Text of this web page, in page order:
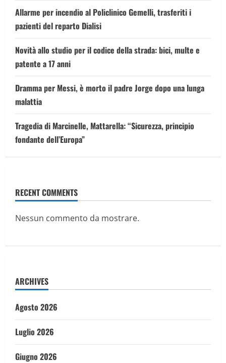
Allarme per incendio al Policlinico Gemelli, trasferiti i
pazienti del reparto Dialisi
Novità allo studio per il codice della strada: bici, multe e
patente a 17 anni
Dramma per Messi, è morto il padre Jorge dopo una lunga
malattia
Tragedia di Marcinelle, Mattarella: “Sicurezza, principio
fondante dell’Europa”
RECENT COMMENTS
Nessun commento da mostrare.
ARCHIVES
Agosto 2026
Luglio 2026
Giugno 2026